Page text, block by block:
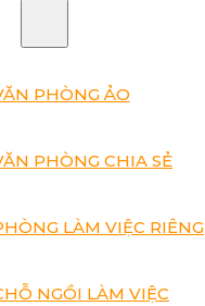
PHÒNG ẢO
PHÒNG CHIA SẺ
LÀM VIỆC RIÊNG
NGỒI LÀM VIỆC